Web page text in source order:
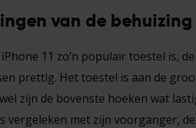
van de behuizing
11 zo’n populair toestel is,
prettig. Het toestel is aan de
zijn de bovenste hoeken wat
vergeleken met zijn voorganger, de